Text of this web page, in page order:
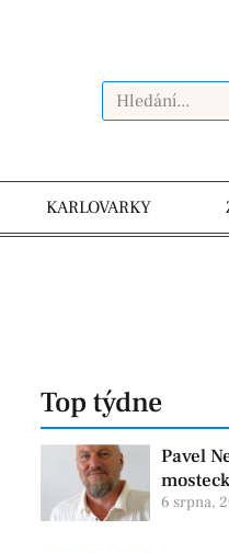
KARLOVARKY
Top týdne
Pavel
6 srpna,